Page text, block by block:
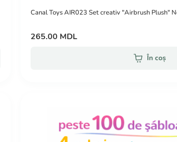
Canal Toys AIR023 Set creativ "Airbrush Plush"
265.00 MDL
În coș